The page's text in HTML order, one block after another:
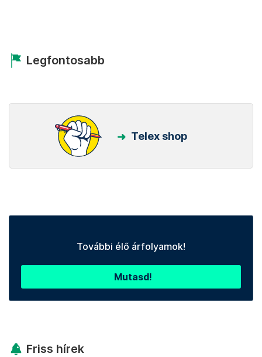
Legfontosabb
Telex shop
További élő árfolyamok!
Mutasd!
Friss hírek